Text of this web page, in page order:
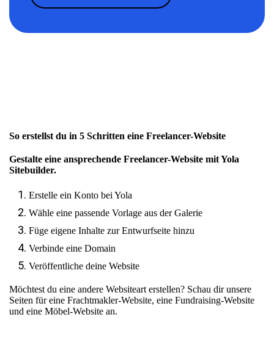
So erstellst du in 5 Schritten eine Freelancer-Website
Gestalte eine ansprechende Freelancer-Website mit Yola
Sitebuilder.
Erstelle ein Konto bei Yola
Wähle eine passende Vorlage aus der Galerie
Füge eigene Inhalte zur Entwurfseite hinzu
Verbinde eine Domain
Veröffentliche deine Website
Möchtest du eine andere Websiteart erstellen? Schau dir unsere
Seiten füreine Frachtmakler-Website, eine Fundraising-Website
und eine Möbel-Website an.